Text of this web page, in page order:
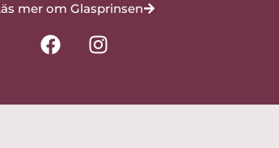
mer om Glasprinsen
F
a
I
n